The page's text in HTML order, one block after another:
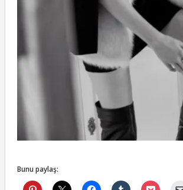
Bunu paylaş: